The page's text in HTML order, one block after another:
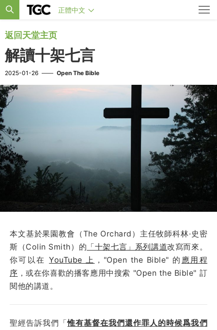
正體中文
返回天堂主页
解讀十架七言
2025-01-26 —— Open The Bible
本文基於果園教會（The Orchard）主任牧師科林·史密
斯（Colin Smith）的 「十架七言」系列講道改寫而來。
你可以在YouTube 上 ，"Open the Bible" 的 應用程
序 ，或在你喜歡的播客應用中搜索 "Open the Bible" 訂
閱他的講道。
聖經告訴我們「惟有基督在我們還作罪人的時候爲我們